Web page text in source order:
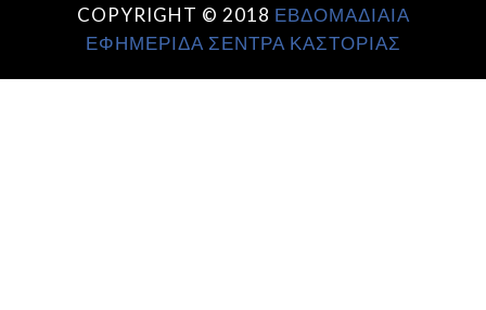
COPYRIGHT © 2018 ΕΒΔΟΜΑΔΙΑΙΑ
ΕΦΗΜΕΡΙΔΑ ΣΕΝΤΡΑ ΚΑΣΤΟΡΙΑΣ